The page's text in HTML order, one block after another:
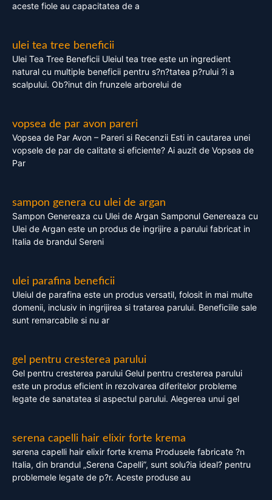
aceste fiole au capacitatea de a
ulei tea tree beneficii
Ulei Tea Tree Beneficii Uleiul tea tree este un ingredient
natural cu multiple beneficii pentru s?n?tatea p?rului ?i a
scalpului. Ob?inut din frunzele arborelui de
vopsea de par avon pareri
Vopsea de Par Avon – Pareri si Recenzii Esti in cautarea unei
vopsele de par de calitate si eficiente? Ai auzit de Vopsea de
Par
sampon genera cu ulei de argan
Sampon Genereaza cu Ulei de Argan Samponul Genereaza cu
Ulei de Argan este un produs de ingrijire a parului fabricat in
Italia de brandul Sereni
ulei parafina beneficii
Uleiul de parafina este un produs versatil, folosit in mai multe
domenii, inclusiv in ingrijirea si tratarea parului. Beneficiile sale
sunt remarcabile si nu ar
gel pentru cresterea parului
Gel pentru cresterea parului Gelul pentru cresterea parului
este un produs eficient in rezolvarea diferitelor probleme
legate de sanatatea si aspectul parului. Alegerea unui gel
serena capelli hair elixir forte krema
serena capelli hair elixir forte krema Produsele fabricate ?n
Italia, din brandul „Serena Capelli”, sunt solu?ia ideal? pentru
problemele legate de p?r. Aceste produse au